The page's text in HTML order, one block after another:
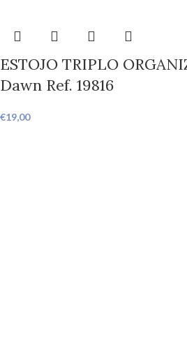
ESTOJO TRIPLO
Dawn Ref. 19816
€19,00